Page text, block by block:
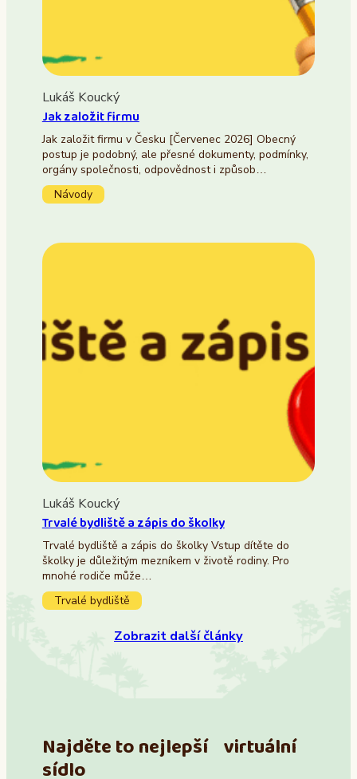
Lukáš Koucký
Jak založit firmu
Jak založit firmu v Česku [Červenec 2026] Obecný
postup je podobný, ale přesné dokumenty, podmínky,
orgány společnosti, odpovědnost i způsob…
Návody
Lukáš Koucký
Trvalé bydliště a zápis do školky
Trvalé bydliště a zápis do školky Vstup dítěte do
školky je důležitým mezníkem v životě rodiny. Pro
mnohé rodiče může…
Trvalé bydliště
Zobrazit další články
Najděte to nejlepší virtuální
sídlo